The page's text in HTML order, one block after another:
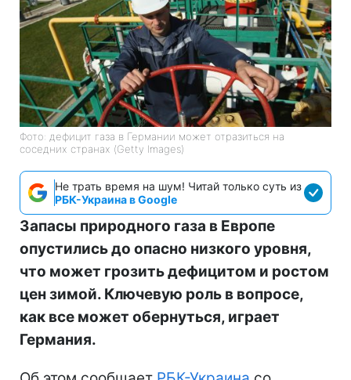
Фото: дефицит газа в Германии может отразиться на
соседних странах (Getty Images)
Не трать время на шум! Читай только суть из
РБК-Украина в Google
Запасы природного газа в Европе
опустились до опасно низкого уровня,
что может грозить дефицитом и ростом
цен зимой. Ключевую роль в вопросе,
как все может обернуться, играет
Германия.